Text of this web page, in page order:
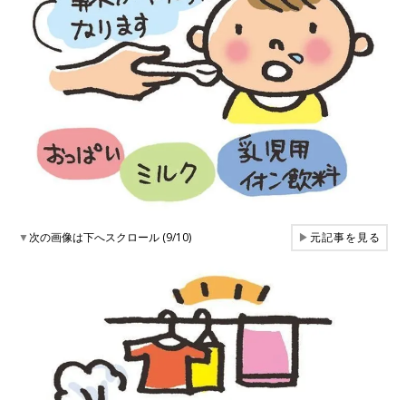
▼次の画像は下へスクロール (9/10) ▶元記事を見る